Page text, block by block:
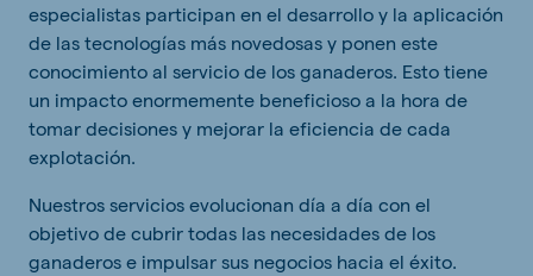
especialistas participan en el desarrollo y la aplicación
de las tecnologías más novedosas y ponen este
conocimiento al servicio de los ganaderos. Esto tiene
un impacto enormemente beneficioso a la hora de
tomar decisiones y mejorar la eficiencia de cada
explotación.
Nuestros servicios evolucionan día a día con el
objetivo de cubrir todas las necesidades de los
ganaderos e impulsar sus negocios hacia el éxito.